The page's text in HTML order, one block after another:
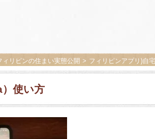
ィリピンの住まい実態公開
フィリピンアプリ)自
使い方